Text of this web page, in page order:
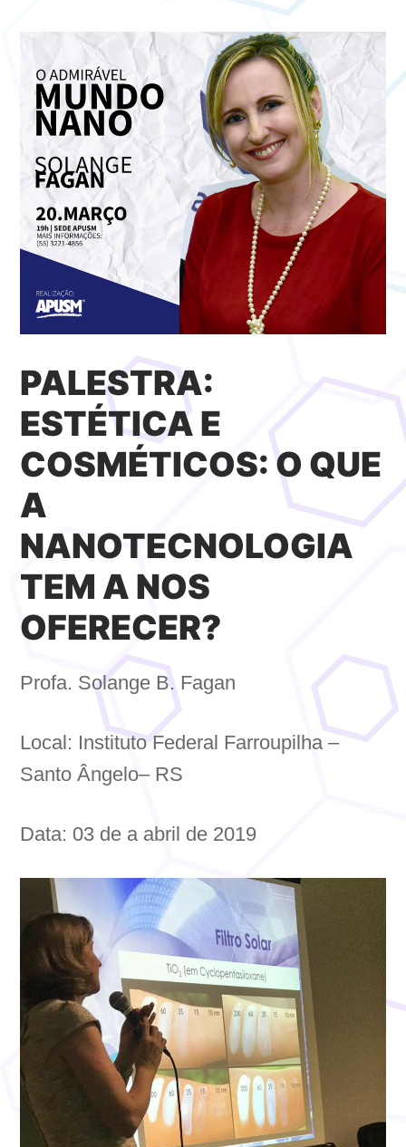
PALESTRA:
ESTÉTICA E
COSMÉTICOS: O QUE
A
NANOTECNOLOGIA
TEM A NOS
OFERECER?
Profa. Solange B. Fagan
Local: Instituto Federal Farroupilha –
Santo Ângelo– RS
Data: 03 de a abril de 2019